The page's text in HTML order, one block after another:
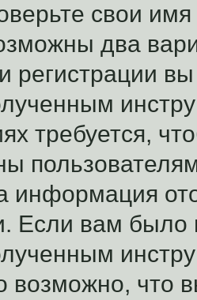
свои
два
регистрации
требуется,
информация
Если вам
возможно, что